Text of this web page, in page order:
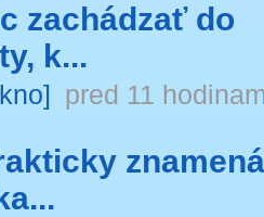
zachádzať do
k...
pred 11
znamená